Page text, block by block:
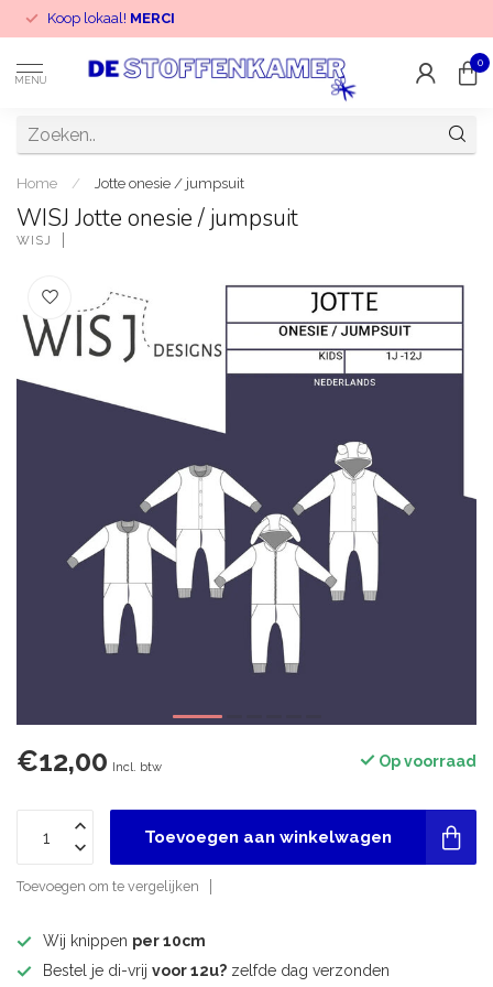
Koop lokaal! MERCI
MENU
0
Home / Jotte onesie / jumpsuit
WISJ Jotte onesie / jumpsuit
WISJ
€12,00 Incl. btw Op voorraad
Toevoegen aan winkelwagen
Toevoegen om te vergelijken
Wij knippen per 10cm
Bestel je di-vrij voor 12u? zelfde dag verzonden